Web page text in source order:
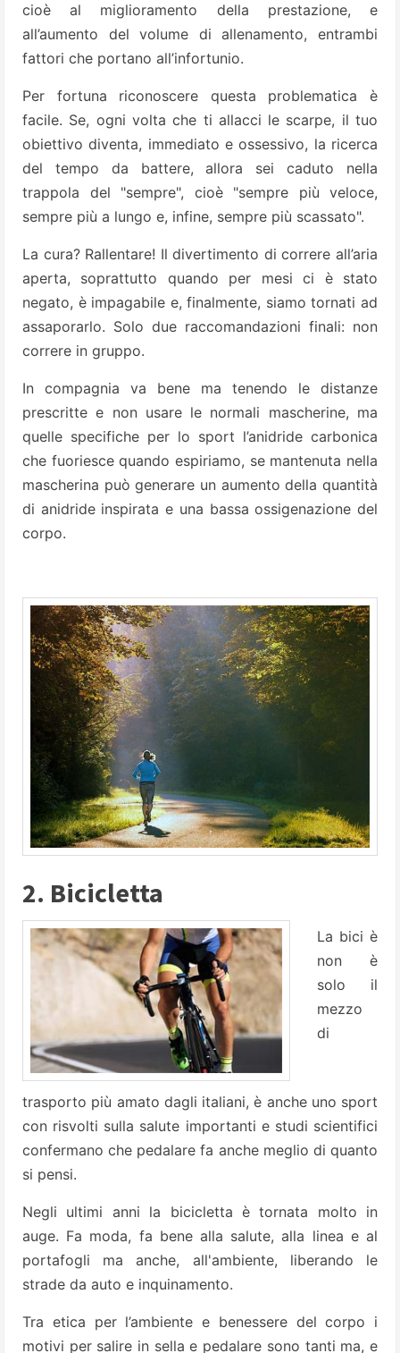
cioè al miglioramento della prestazione, e
all’aumento del volume di allenamento, entrambi
fattori che portano all’infortunio.
Per fortuna riconoscere questa problematica è
facile. Se, ogni volta che ti allacci le scarpe, il tuo
obiettivo diventa, immediato e ossessivo, la ricerca
del tempo da battere, allora sei caduto nella
trappola del "sempre", cioè "sempre più veloce,
sempre più a lungo e, infine, sempre più scassato".
La cura? Rallentare! Il divertimento di correre all’aria
aperta, soprattutto quando per mesi ci è stato
negato, è impagabile e, finalmente, siamo tornati ad
assaporarlo. Solo due raccomandazioni finali: non
correre in gruppo.
In compagnia va bene ma tenendo le distanze
prescritte e non usare le normali mascherine, ma
quelle specifiche per lo sport l’anidride carbonica
che fuoriesce quando espiriamo, se mantenuta nella
mascherina può generare un aumento della quantità
di anidride inspirata e una bassa ossigenazione del
corpo.
2. Bicicletta
La bici è
non è
solo il
mezzo
di
trasporto più amato dagli italiani, è anche uno sport
con risvolti sulla salute importanti e studi scientifici
confermano che pedalare fa anche meglio di quanto
si pensi.
Negli ultimi anni la bicicletta è tornata molto in
auge. Fa moda, fa bene alla salute, alla linea e al
portafogli ma anche, all'ambiente, liberando le
strade da auto e inquinamento.
Tra etica per l’ambiente e benessere del corpo i
motivi per salire in sella e pedalare sono tanti ma, e